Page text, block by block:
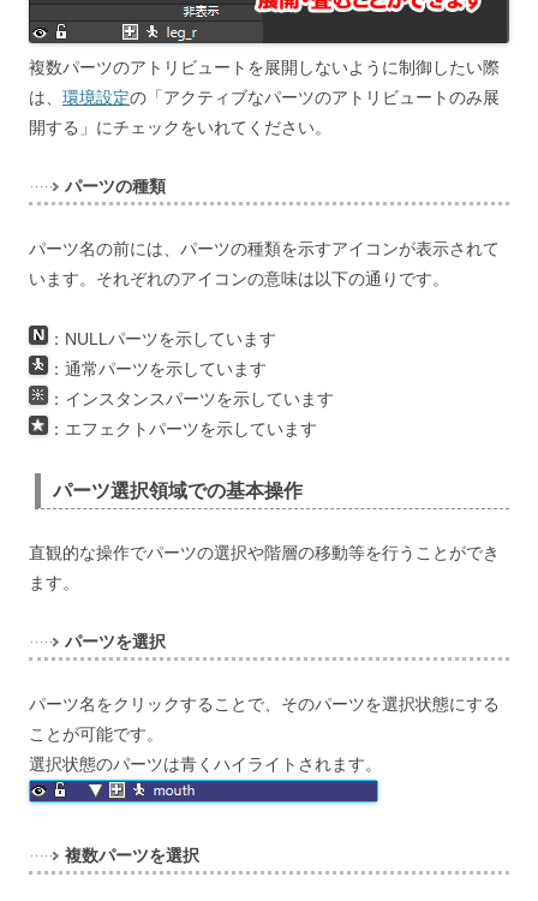
複数パーツのアトリビュートを展開しないように制御したい際
は、 環境設定の「アクティブなパーツのアトリビュートのみ展
開する」にチェックをいれてください。
パーツの種類
パーツ名の前には、パーツの種類を示すアイコンが表示されて
います。それぞれのアイコンの意味は以下の通りです。
：NULLパーツを示しています
：通常パーツを示しています
：インスタンスパーツを示しています
：エフェクトパーツを示しています
パーツ選択領域での基本操作
直観的な操作でパーツの選択や階層の移動等を行うことができ
ます。
パーツを選択
パーツ名をクリックすることで、そのパーツを選択状態にする
ことが可能です。
選択状態のパーツは青くハイライトされます。
複数パーツを選択